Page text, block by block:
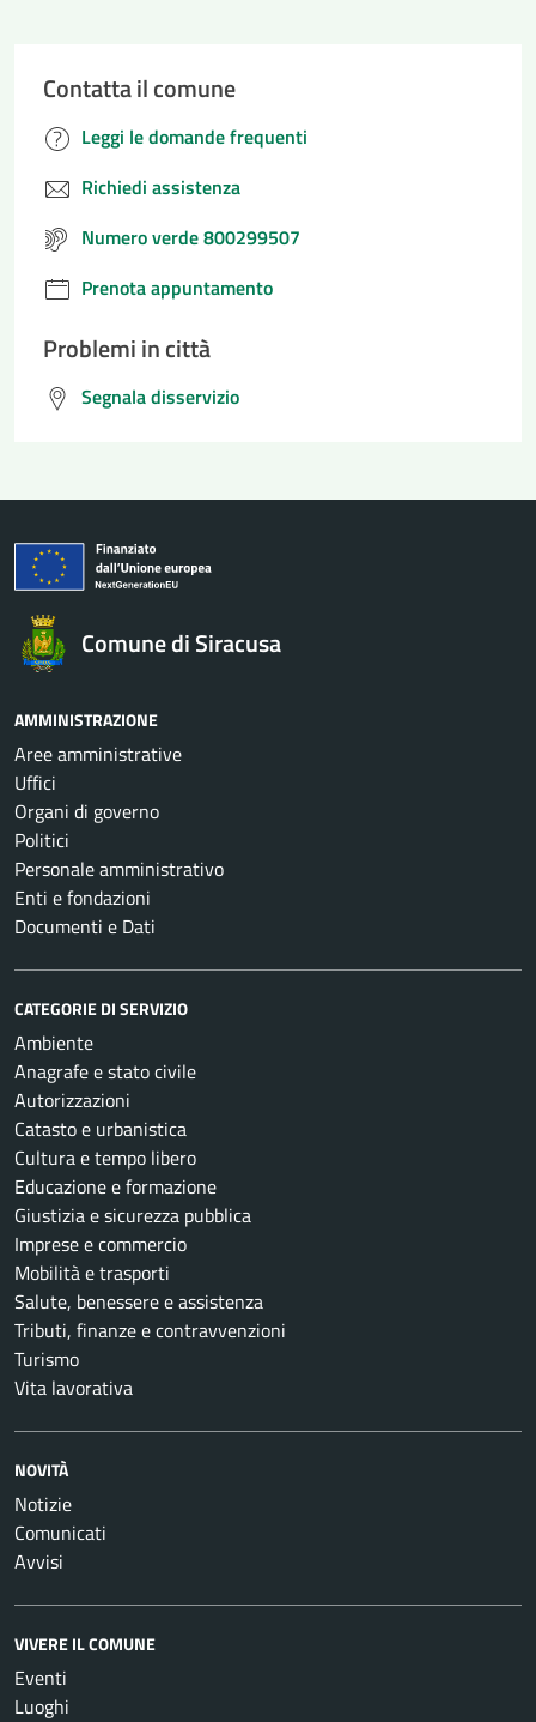
Contatta il comune
Leggi le domande frequenti
Richiedi assistenza
Numero verde 800299507
Prenota appuntamento
Problemi in città
Segnala disservizio
Comune di Siracusa
AMMINISTRAZIONE
Aree amministrative
Uffici
Organi di governo
Politici
Personale amministrativo
Enti e fondazioni
Documenti e Dati
CATEGORIE DI SERVIZIO
Ambiente
Anagrafe e stato civile
Autorizzazioni
Catasto e urbanistica
Cultura e tempo libero
Educazione e formazione
Giustizia e sicurezza pubblica
Imprese e commercio
Mobilità e trasporti
Salute, benessere e assistenza
Tributi, finanze e contravvenzioni
Turismo
Vita lavorativa
NOVITÀ
Notizie
Comunicati
Avvisi
VIVERE IL COMUNE
Eventi
Luoghi